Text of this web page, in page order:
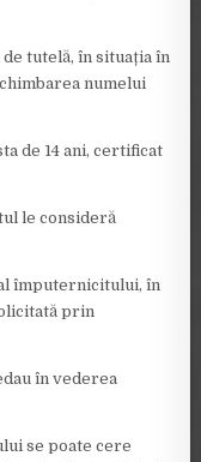
tutelă, în situația în
numelui
de 14 ani, certificat
le consideră
împuternicitului, în
prin
în vederea
se poate cere